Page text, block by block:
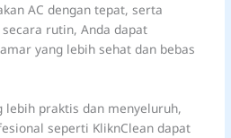
AC dengan tepat, serta
rutin, Anda dapat
yang lebih sehat dan bebas
lebih praktis dan menyeluruh,
seperti KliknClean dapat